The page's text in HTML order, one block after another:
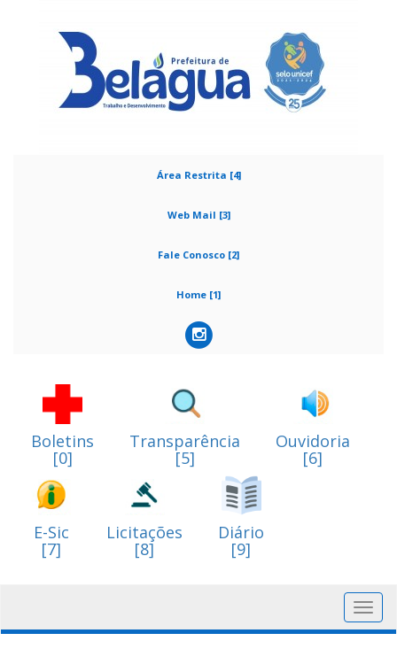
Área Restrita [4]
Web Mail [3]
Fale Conosco [2]
Home [1]
Boletins
[0]
Transparência
[5]
Ouvidoria
[6]
E-Sic
[7]
Licitações
[8]
Diário
[9]